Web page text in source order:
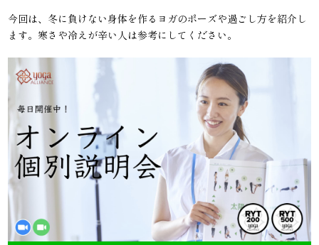
今回は、冬に負けない身体を作るヨガのポーズや過ごし方を紹介し
ます。寒さや冷えが辛い人は参考にしてください。